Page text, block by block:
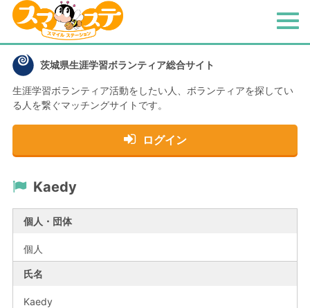
茨城県生涯学習ボランティア総合サイト
生涯学習ボランティア活動をしたい人、 ボランティアを探してい
る人を繋ぐマッチングサイトです。
ログイン
メ
Kaedy
個人・団体
個人
氏名
Kaedy